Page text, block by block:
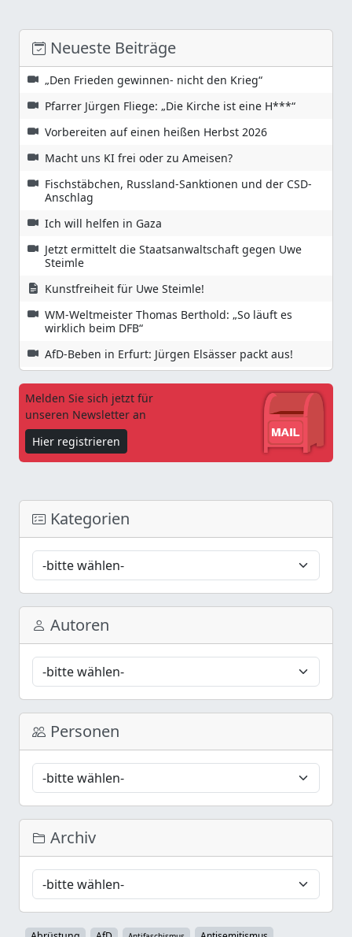
Neueste Beiträge
„Den Frieden gewinnen- nicht den Krieg“
Pfarrer Jürgen Fliege: „Die Kirche ist eine H***“
Vorbereiten auf einen heißen Herbst 2026
Macht uns KI frei oder zu Ameisen?
Fischstäbchen, Russland-Sanktionen und der CSD-
Anschlag
Ich will helfen in Gaza
Jetzt ermittelt die Staatsanwaltschaft gegen Uwe
Steimle
Kunstfreiheit für Uwe Steimle!
WM-Weltmeister Thomas Berthold: „So läuft es
wirklich beim DFB“
AfD-Beben in Erfurt: Jürgen Elsässer packt aus!
Melden Sie sich jetzt für
unseren Newsletter an
Hier registrieren
Kategorien
Autoren
Personen
Archiv